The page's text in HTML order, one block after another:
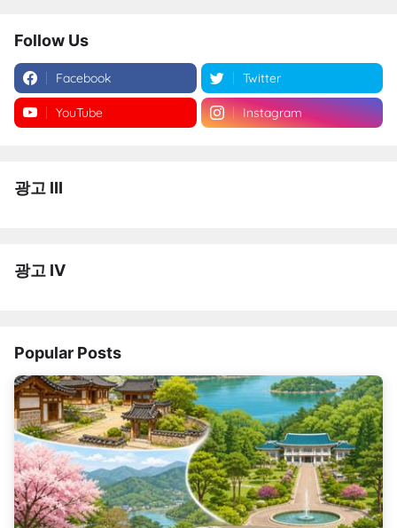
Follow Us
Facebook Twitter
YouTube Instagram
광고 III
광고 IV
Popular Posts